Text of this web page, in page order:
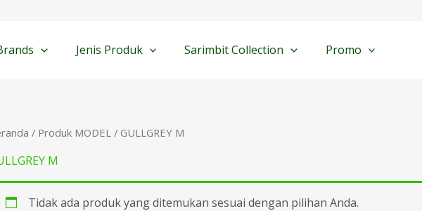
Jenis Produk Sarimbit Collection Promo
/ Produk MODEL / GULLGREY M
M
Tidak ada produk yang ditemukan sesuai dengan pilihan Anda.